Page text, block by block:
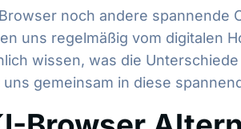
noch andere spannende
uns regelmäßig vom digitalen
wissen, was die
gemeinsam in diese